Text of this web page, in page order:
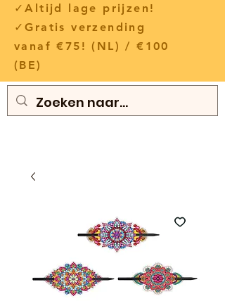
✓Altijd lage prijzen!
✓Gratis verzending
vanaf €75! (NL) / €100
(BE)